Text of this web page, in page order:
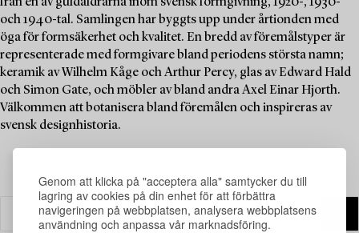
Genom att klicka på "acceptera alla" samtycker du till
lagring av cookies på din enhet för att förbättra
navigeringen på webbplatsen, analysera webbplatsens
användning och anpassa vår marknadsföring.
och 1940-tal. Samlingen har byggts upp under årtionden med
öga för formsäkerhet och kvalitet. En bredd av föremålstyper är
representerade med formgivare bland periodens största namn;
keramik av Wilhelm Kåge och Arthur Percy, glas av Edward Hald
och Simon Gate, och möbler av bland andra Axel Einar Hjorth.
Välkommen att botanisera bland föremålen och inspireras av
svensk designhistoria.